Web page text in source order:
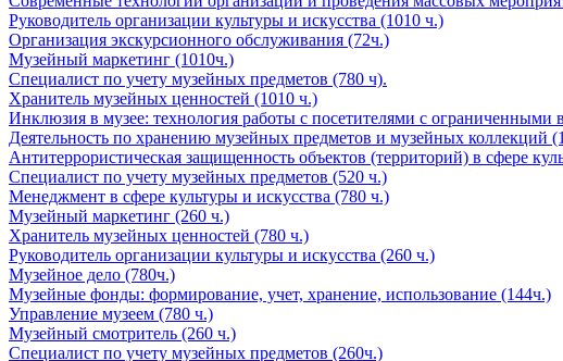
Руководитель организации культуры и искусства (1010 ч.)
Организация экскурсионного обслуживания (72ч.)
Музейный маркетинг (1010ч.)
Специалист по учету музейных предметов (780 ч).
Хранитель музейных ценностей (1010 ч.)
Инклюзия в музее: технология работы с посетителями с ограниченными
Деятельность по хранению музейных предметов и музейных коллекций
Антитеррористическая защищенность объектов (территорий) в сфере
Специалист по учету музейных предметов (520 ч.)
Менеджмент в сфере культуры и искусства (780 ч.)
Музейный маркетинг (260 ч.)
Хранитель музейных ценностей (780 ч.)
Руководитель организации культуры и искусства (260 ч.)
Музейное дело (780ч.)
Музейные фонды: формирование, учет, хранение, использование (144ч.)
Управление музеем (780 ч.)
Музейный смотритель (260 ч.)
Специалист по учету музейных предметов (260ч.)